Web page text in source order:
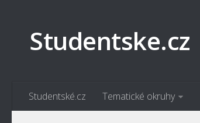
Studentske.cz
Studentské.cz Tematické okruhy